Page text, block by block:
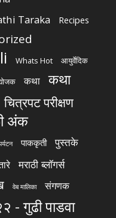
Taraka Recipes
Whats Hot आयुर्वेदिक
कथा कथा
चित्रपट परीक्षण
अंक
पाककृती पुस्तके
मराठी ब्लॉगर्स
वेब मालिका संगणक
- गुढी पाडवा